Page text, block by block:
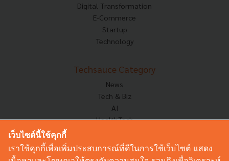
Digital Transformation
E-Commerce
Startup
Technology
Techsauce Category
News
Tech & Biz
AI
HealthTech
Corp Innov
Saucy Thoughts
เว็บไซต์นี้ใช้คุกกี้
เราใช้คุกกี้เพื่อเพิ่มประสบการณ์ที่ดีในการใช้เว็บไซต์ แสดง